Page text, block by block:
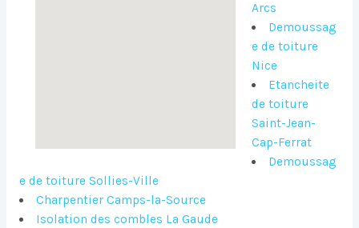
Arcs
Demoussag
e de toiture
Nice
Etancheite
de toiture
Saint-Jean-
Cap-Ferrat
Demoussag
e de toiture Sollies-Ville
Charpentier Camps-la-Source
Isolation des combles La Gaude